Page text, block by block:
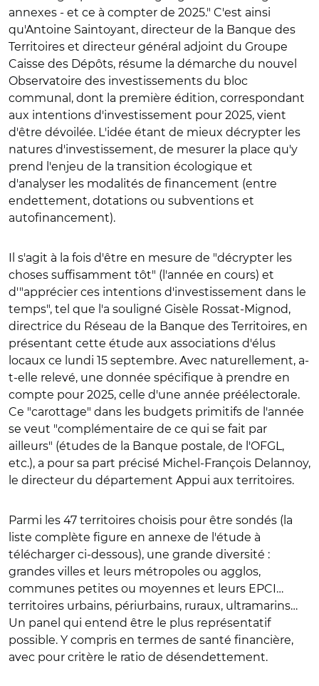
annexes - et ce à compter de 2025." C'est ainsi
qu'Antoine Saintoyant, directeur de la Banque des
Territoires et directeur général adjoint du Groupe
Caisse des Dépôts, résume la démarche du nouvel
Observatoire des investissements du bloc
communal, dont la première édition, correspondant
aux intentions d'investissement pour 2025, vient
d'être dévoilée. L'idée étant de mieux décrypter les
natures d'investissement, de mesurer la place qu'y
prend l'enjeu de la transition écologique et
d'analyser les modalités de financement (entre
endettement, dotations ou subventions et
autofinancement).
Il s'agit à la fois d'être en mesure de "décrypter les
choses suffisamment tôt" (l'année en cours) et
d'"apprécier ces intentions d'investissement dans le
temps", tel que l'a souligné Gisèle Rossat-Mignod,
directrice du Réseau de la Banque des Territoires, en
présentant cette étude aux associations d'élus
locaux ce lundi 15 septembre. Avec naturellement, a-
t-elle relevé, une donnée spécifique à prendre en
compte pour 2025, celle d'une année préélectorale.
Ce "carottage" dans les budgets primitifs de l'année
se veut "complémentaire de ce qui se fait par
ailleurs" (études de la Banque postale, de l'OFGL,
etc.), a pour sa part précisé Michel-François Delannoy,
le directeur du département Appui aux territoires.
Parmi les 47 territoires choisis pour être sondés (la
liste complète figure en annexe de l'étude à
télécharger ci-dessous), une grande diversité :
grandes villes et leurs métropoles ou agglos,
communes petites ou moyennes et leurs EPCI…
territoires urbains, périurbains, ruraux, ultramarins…
Un panel qui entend être le plus représentatif
possible. Y compris en termes de santé financière,
avec pour critère le ratio de désendettement.